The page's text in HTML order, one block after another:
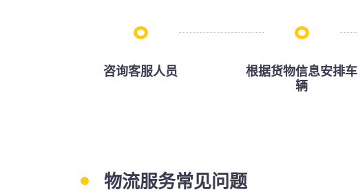
咨询客服人员
根据货物信息安排车
辆
物流服务常见问题